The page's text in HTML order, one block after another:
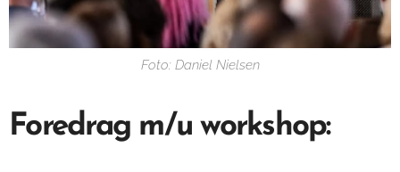
Foto: Daniel Nielsen
Foredrag m/u workshop: